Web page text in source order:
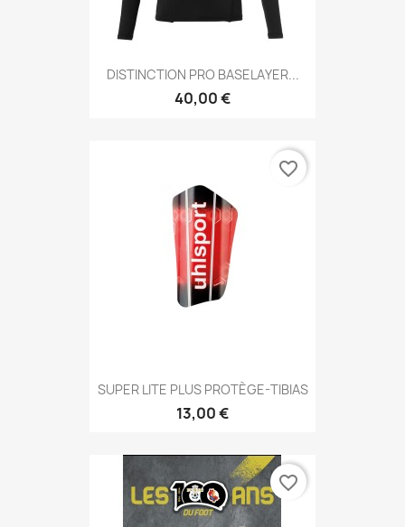
DISTINCTION PRO BASELAYER...
40,00 €
SUPER LITE PLUS PROTÈGE-TIBIAS
13,00 €
favorite_border
favorite_border